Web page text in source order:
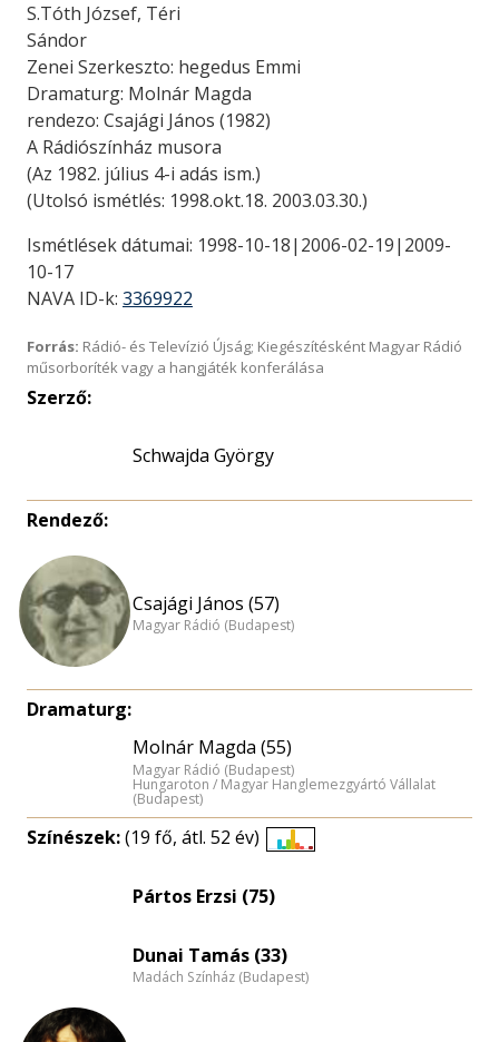
S.Tóth József, Téri
Sándor
Zenei Szerkeszto: hegedus Emmi
Dramaturg: Molnár Magda
rendezo: Csajági János (1982)
A Rádiószínház musora
(Az 1982. július 4-i adás ism.)
(Utolsó ismétlés: 1998.okt.18. 2003.03.30.)
Ismétlések dátumai: 1998-10-18|2006-02-19|2009-
10-17
NAVA ID-k: 3369922
Forrás: Rádió- és Televízió Újság; Kiegészítésként Magyar Rádió
műsorboríték vagy a hangjáték konferálása
Szerző:
Schwajda György
Rendező:
Csajági János (57)
Magyar Rádió (Budapest)
Dramaturg:
Molnár Magda (55)
Magyar Rádió (Budapest)
Hungaroton / Magyar Hanglemezgyártó Vállalat
(Budapest)
Színészek:(19 fő, átl. 52 év)
Pártos Erzsi (75)
Dunai Tamás (33)
Madách Színház (Budapest)